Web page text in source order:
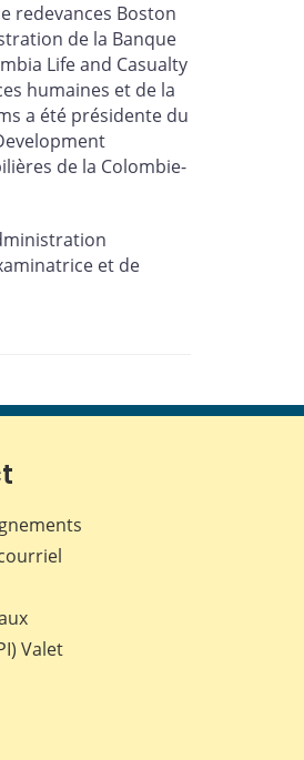
redevances Boston
de la Banque
Life and Casualty
humaines et de la
a été présidente du
de la Colombie-
et de
Valet